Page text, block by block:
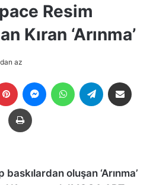
Resim
Kıran ‘Arınma’
az
Pinterest MessengerWhatsAppTelegram
Yazdır
baskılardan oluşan ‘Arınma’